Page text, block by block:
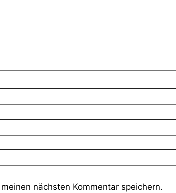
nächsten Kommentar speichern.